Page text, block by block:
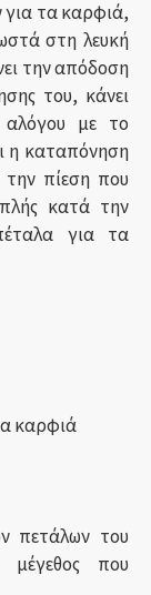
τα καρφιά,
στη λευκή
την απόδοση
του, κάνει
αλόγου με το
η καταπόνηση
την πίεση που
κατά την
για τα
καρφιά
πετάλων του
μέγεθος που